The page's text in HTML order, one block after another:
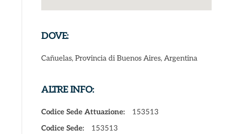
DOVE:
Cañuelas, Provincia di Buenos Aires, Argentina
ALTRE INFO:
Codice Sede Attuazione:
153513
Codice Sede:
153513